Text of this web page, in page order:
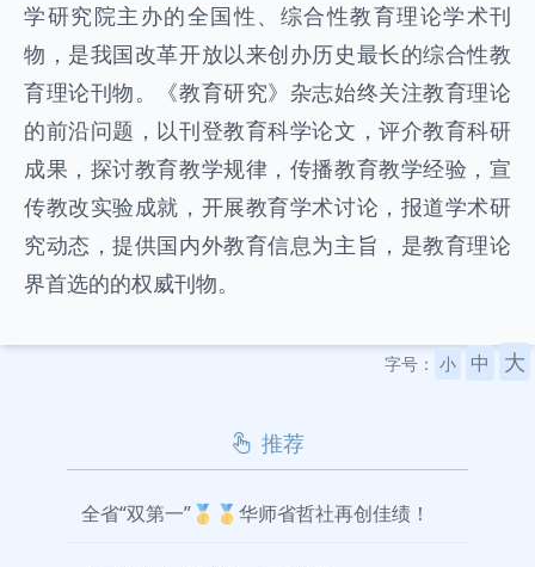
学研究院主办的全国性、综合性教育理论学术刊
物，是我国改革开放以来创办历史最长的综合性教
育理论刊物。《教育研究》杂志始终关注教育理论
的前沿问题，以刊登教育科学论文，评介教育科研
成果，探讨教育教学规律，传播教育教学经验，宣
传教改实验成就，开展教育学术讨论，报道学术研
究动态，提供国内外教育信息为主旨，是教育理论
界首选的的权威刊物。
字号： 小 中 大
推荐
全省“双第一”🥇🥇华师省哲社再创佳绩！